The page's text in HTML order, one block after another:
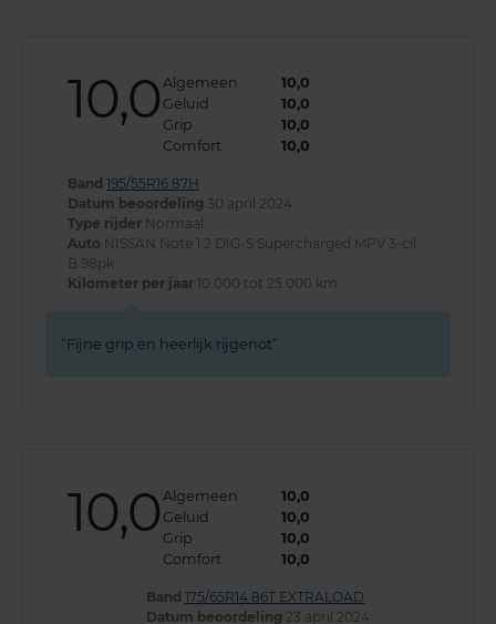
10,0 Algemeen
10,0
Geluid
10,0
Grip
10,0
Comfort
10,0
Band 195/55R16 87H
Datum beoordeling 30 april 2024
Type rijder Normaal
Auto NISSAN Note 1.2 DIG-S Supercharged MPV 3-cil.
B 98pk
Kilometer per jaar 10.000 tot 25.000 km
Fijne grip en heerlijk rijgenot
10,0 Algemeen
10,0
Geluid
10,0
Grip
10,0
Comfort
10,0
Band 175/65R14 86T EXTRALOAD
Datum beoordeling 23 april 2024